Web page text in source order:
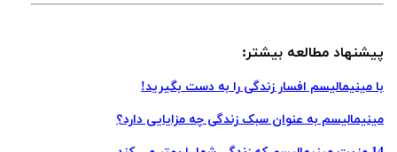
پیشنهاد مطالعه بیشتر:
با مینیمالیسم افسار زندگی را به دست بگیرید!
مینیمالیسم به عنوان سبک زندگی چه مزایایی دارد؟